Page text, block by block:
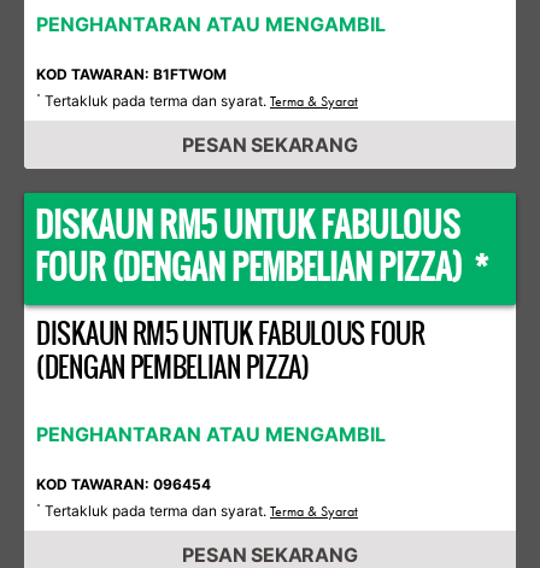
PENGHANTARAN ATAU MENGAMBIL
KOD TAWARAN: B1FTWOM
* Tertakluk pada terma dan syarat. Terma & Syarat
PESAN SEKARANG
DISKAUN RM5 UNTUK FABULOUS
FOUR (DENGAN PEMBELIAN PIZZA) *
DISKAUN RM5 UNTUK FABULOUS FOUR
(DENGAN PEMBELIAN PIZZA)
PENGHANTARAN ATAU MENGAMBIL
KOD TAWARAN: 096454
* Tertakluk pada terma dan syarat. Terma & Syarat
PESAN SEKARANG